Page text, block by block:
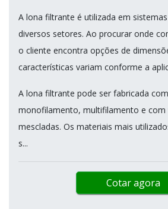
A lona filtrante é utilizada em
diversos setores. Ao procurar onde
o cliente encontra opções de
características variam conforme a
A lona filtrante pode ser fabricada
monofilamento, multifilamento e com
mescladas. Os materiais mais
s...
Cotar agora